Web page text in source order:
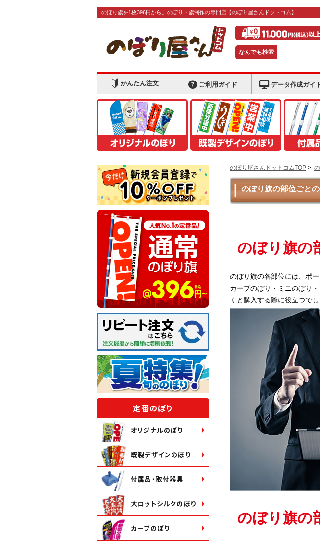
のぼり旗を1枚396円から。のぼり・旗制作の専門店 【のぼり屋さんドットコム】
なんでも検索
かんたん注文 ご利用ガイド データ作成ガイ
のぼり屋さんドットコムTOP >
のぼり旗の部位ごと
のぼり旗の
のぼり旗の各部位には、ポ
カーブのぼり・ミニのぼり
くと購入する際に役立つで
のぼり旗の
定番のぼり
オリジナルのぼり
既製デザインのぼり
付属品・取付器具
大ロットシルクのぼり
カーブのぼり